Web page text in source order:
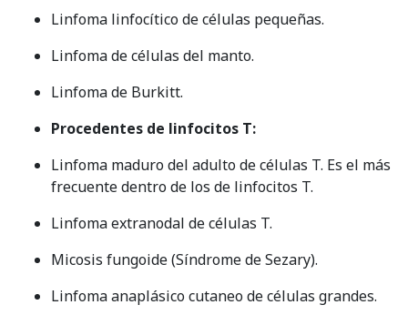
Linfoma linfocítico de células pequeñas.
Linfoma de células del manto.
Linfoma de Burkitt.
Procedentes de linfocitos T:
Linfoma maduro del adulto de células T. Es el más
frecuente dentro de los de linfocitos T.
Linfoma extranodal de células T.
Micosis fungoide (Síndrome de Sezary).
Linfoma anaplásico cutaneo de células grandes.